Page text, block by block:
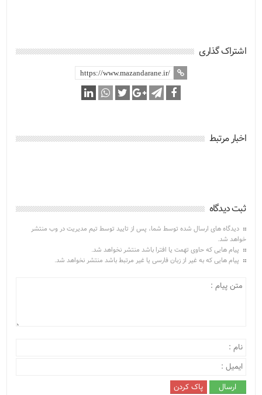
اشتراک گذاری
اخبار مرتبط
ثبت دیدگاه
دیدگاه های ارسال شده توسط شما، پس از تایید توسط تیم مدیریت در وب منتشر
خواهد شد.
پیام هایی که حاوی تهمت یا افترا باشد منتشر نخواهد شد.
پیام هایی که به غیر از زبان فارسی یا غیر مرتبط باشد منتشر نخواهد شد.